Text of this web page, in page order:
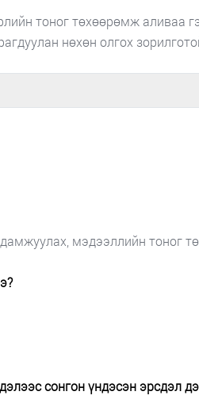
тоног төхөөрөмж аливаа
нөхөн олгох
мэдээллийн тоног
сонгон үндэсэн эрсдэл